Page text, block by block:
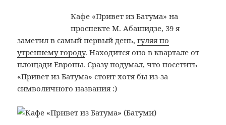
Кафе «Привет из Батума» на
проспекте М. Абашидзе, 39 я
заметил в самый первый день,гуляя по
утреннему городу. Находится оно в квартале от
площади Европы. Сразу подумал, что посетить
«Привет из Батума» стоит хотя бы из-за
символичного названия :)